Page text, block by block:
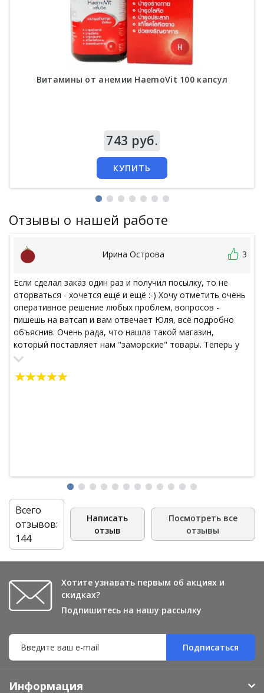
Витамины от анемии HaemoVit 100 капсул
743 руб.
КУПИТЬ
Отзывы о нашей работе
Ирина Острова 3
Если сделал заказ один раз и получил посылку, то не
оторваться - хочется ещё и ещё :-) Хочу отметить очень
оперативное решение любых проблем, вопросов -
пишешь на ватсап и вам отвечает Юля, всё подробно
объяснив. Очень рада, что нашла такой магазин,
который поставляет нам "заморские" товары. Теперь у
меня есть кокосовое масло. кокосовое мыло, молотый
Всего
отзывов:
144
Написать
отзыв
Посмотреть все
отзывы
Хотите узнавать первым об акциях и
скидках?
Подпишитесь на нашу рассылку
Подписаться
Информация